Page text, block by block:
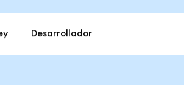
Desarrollador